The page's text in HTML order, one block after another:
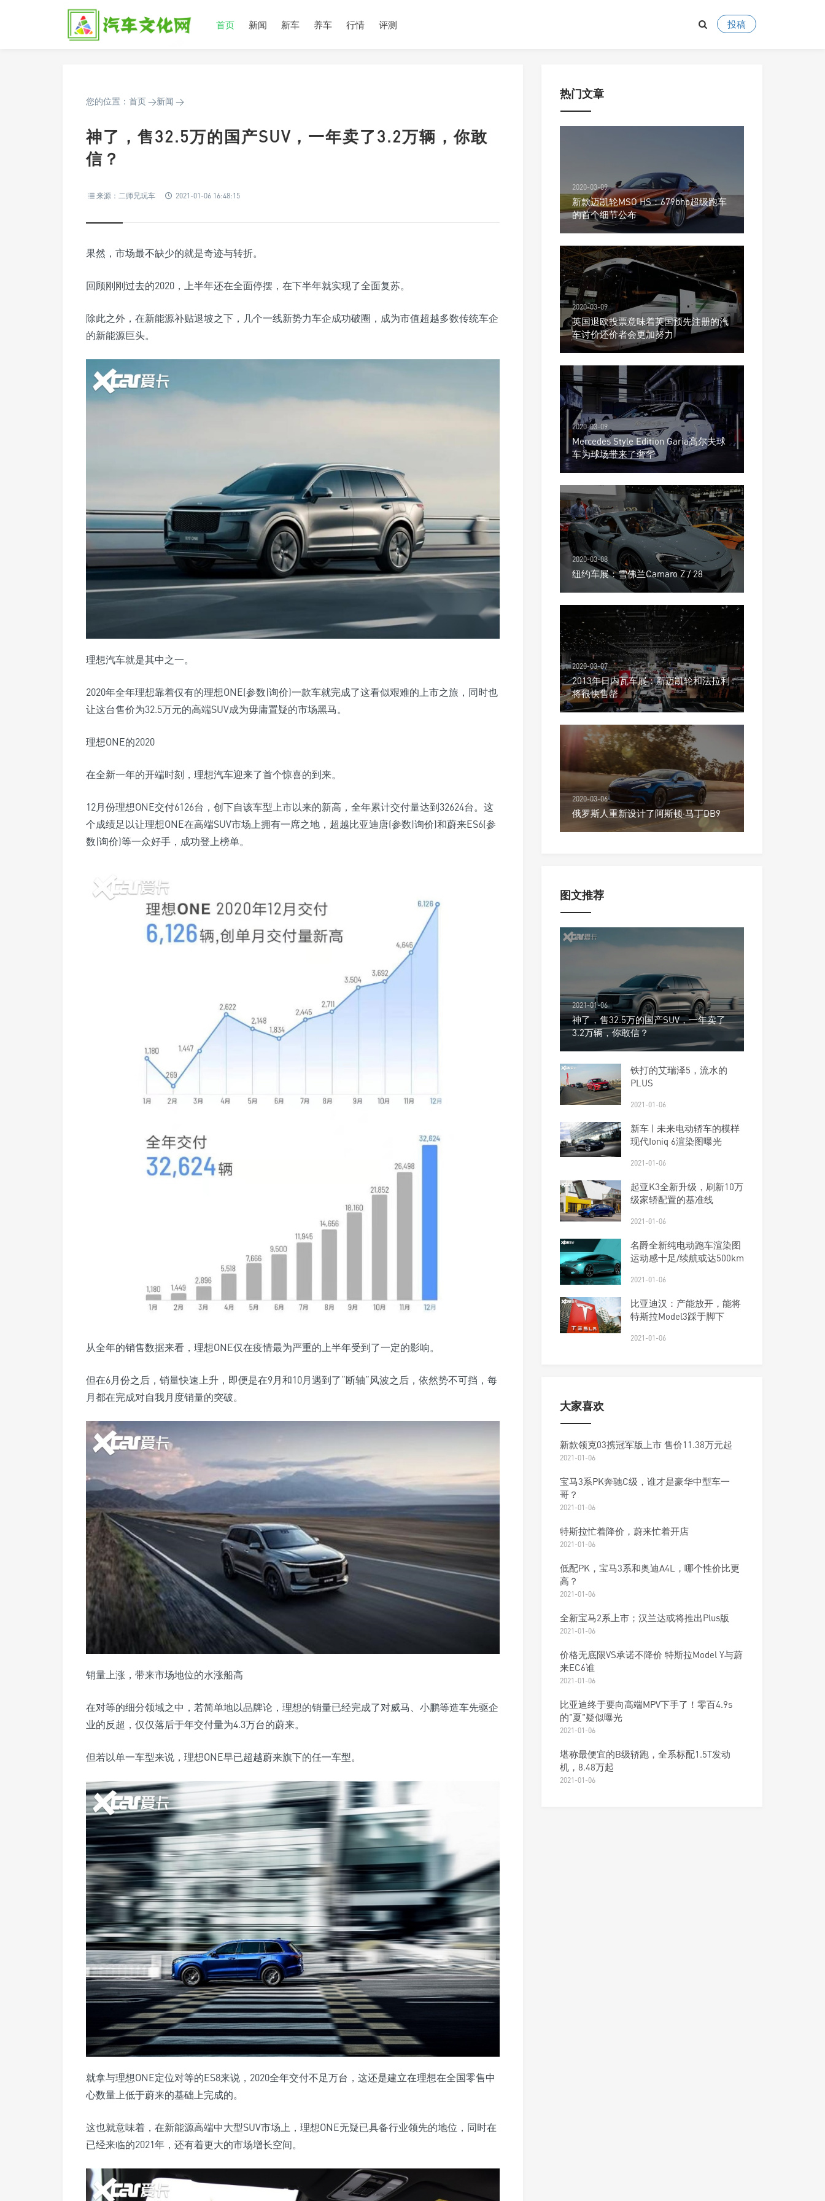
首页 新闻 新车 养车 行情 评测 投稿
您的位置： 首页>新闻 >
神了，售32.5万的国产SUV，一年卖了3.2万辆，你敢
信？
来源：二师兄玩车 2021-01-06 16:48:15
果然，市场最不缺少的就是奇迹与转折。
回顾刚刚过去的2020，上半年还在全面停摆，在下半年就实现了全面复苏。
除此之外，在新能源补贴退坡之下，几个一线新势力车企成功破圈，成为市值超越多数传统车企
的新能源巨头。
理想汽车就是其中之一。
2020年全年理想靠着仅有的理想ONE(参数|询价)一款车就完成了这看似艰难的上市之旅，同时也
让这台售价为32.5万元的高端SUV成为毋庸置疑的市场黑马。
理想ONE的2020
在全新一年的开端时刻，理想汽车迎来了首个惊喜的到来。
12月份理想ONE交付6126台，创下自该车型上市以来的新高，全年累计交付量达到32624台。这
个成绩足以让理想ONE在高端SUV市场上拥有一席之地，超越比亚迪唐(参数|询价)和蔚来ES6(参
数|询价)等一众好手，成功登上榜单。
从全年的销售数据来看，理想ONE仅在疫情最为严重的上半年受到了一定的影响。
但在6月份之后，销量快速上升，即便是在9月和10月遇到了“断轴”风波之后，依然势不可挡，每
月都在完成对自我月度销量的突破。
销量上涨，带来市场地位的水涨船高
在对等的细分领域之中，若简单地以品牌论，理想的销量已经完成了对威马、小鹏等造车先驱企
业的反超，仅仅落后于年交付量为4.3万台的蔚来。
但若以单一车型来说，理想ONE早已超越蔚来旗下的任一车型。
就拿与理想ONE定位对等的ES8来说，2020全年交付不足万台，这还是建立在理想在全国零售中
心数量上低于蔚来的基础上完成的。
这也就意味着，在新能源高端中大型SUV市场上，理想ONE无疑已具备行业领先的地位，同时在
已经来临的2021年，还有着更大的市场增长空间。
热门文章
2020-03-09
新款迈凯轮MSO HS：679bhp超级跑车
的首个细节公布
2020-03-09
英国退欧投票意味着英国预先注册的汽
车讨价还价者会更加努力
2020-03-09
Mercedes Style Edition Garia高尔夫球
车为球场带来了奢华
2020-03-08
纽约车展：雪佛兰Camaro Z / 28
2020-03-07
2013年日内瓦车展：新迈凯轮和法拉利
将很快售罄
2020-03-06
俄罗斯人重新设计了阿斯顿·马丁DB9
图文推荐
2021-01-06
神了，售32.5万的国产SUV，一年卖了
3.2万辆，你敢信？
铁打的艾瑞泽5，流水的
PLUS
2021-01-06
新车 | 未来电动轿车的模样
现代Ioniq 6渲染图曝光
2021-01-06
起亚K3全新升级，刷新10万
级家轿配置的基准线
2021-01-06
名爵全新纯电动跑车渲染图
运动感十足/续航或达500km
2021-01-06
比亚迪汉：产能放开，能将
特斯拉Model3踩于脚下
2021-01-06
大家喜欢
新款领克03携冠军版上市 售价11.38万元起
2021-01-06
宝马3系PK奔驰C级，谁才是豪华中型车一
哥？
2021-01-06
特斯拉忙着降价，蔚来忙着开店
2021-01-06
低配PK，宝马3系和奥迪A4L，哪个性价比更
高？
2021-01-06
全新宝马2系上市；汉兰达或将推出Plus版
2021-01-06
价格无底限VS承诺不降价 特斯拉Model Y与蔚
来EC6谁
2021-01-06
比亚迪终于要向高端MPV下手了！零百4.9s
的"夏"疑似曝光
2021-01-06
堪称最便宜的B级轿跑，全系标配1.5T发动
机，8.48万起
2021-01-06